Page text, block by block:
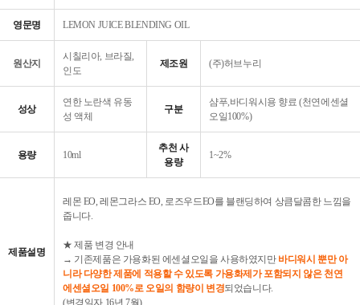
영문명 LEMON JUICE BLENDING OIL
원산지
시칠리아, 브라질,
인도
제조원 (주)허브누리
성상
연한 노란색 유동
성 액체
구분
샴푸,바디워시용 향료 (천연에센셜
오일100%)
용량 10ml
추천 사
용량
1~2%
제품설명
레몬 EO, 레몬그라스 EO, 로즈우드EO를 블랜딩하여 상큼달콤한 느낌을
줍니다.
★ 제품 변경 안내
→ 기존제품은 가용화된 에센셜오일을 사용하였지만 바디워시 뿐만 아
니라 다양한 제품에 적용할 수 있도록 가용화제가 포함되지 않은 천연
에센셜오일 100%로 오일의 함량이 변경되었습니다.
(변경일자 16년 7월)